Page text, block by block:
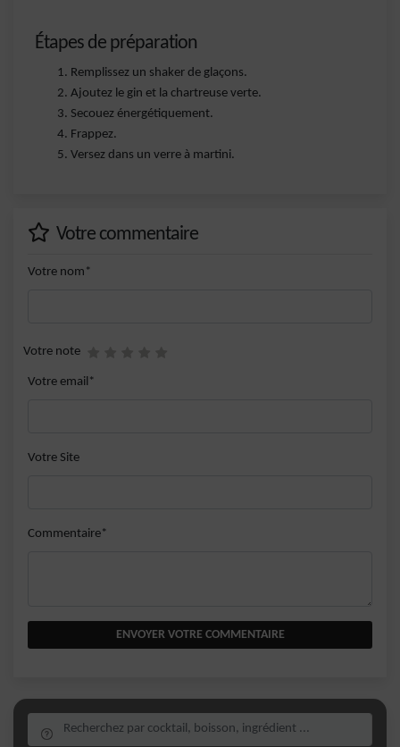
Étapes de préparation
Remplissez un shaker de glaçons.
Ajoutez le gin et la chartreuse verte.
Secouez énergétiquement.
Frappez.
Versez dans un verre à martini.
Votre commentaire
Votre nom*
Votre note
Votre email*
Votre Site
Commentaire*
ENVOYER VOTRE COMMENTAIRE